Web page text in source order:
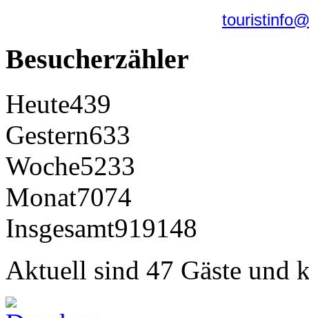
Besucherzähler
Heute439
Gestern633
Woche5233
Monat7074
Insgesamt919148
Aktuell sind 47 Gäste und